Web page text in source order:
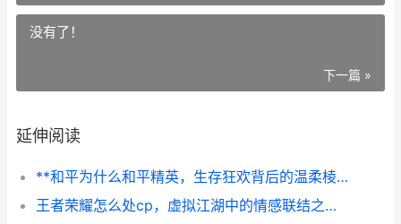
没有了！
下一篇 »
延伸阅读
**和平为什么和平精英，生存狂欢背后的温柔棱角**
王者荣耀怎么处cp，虚拟江湖中的情感联结之道，副标题，从峡谷并肩到心灵共鸣的旅程